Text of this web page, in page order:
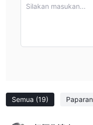
Semua (19) Paparan
Silakan masukan...